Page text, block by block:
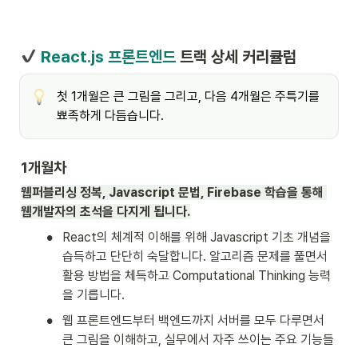
React.js 프론트엔드 트랙 상세 커리큘럼
첫 1개월은 큰 그림을 그리고, 다음 4개월은 주특기를
뾰족하게 다듬습니다.
1개월차
웹퍼블리싱 정복, Javascript 문법, Firebase 학습을 통해
웹개발자의 초석을 다지게 됩니다.
•
React의 체계적 이해를 위해 Javascript 기초 개념을
습득하고 단단히 숙달합니다. 알고리즘 문제를 풀면서
활용 방법을 체득하고 Computational Thinking 능력
을 기릅니다.
•
웹 프론트엔드부터 백엔드까지 서버를 모두 다루면서
큰 그림을 이해하고, 실무에서 자주 쓰이는 주요 기능들